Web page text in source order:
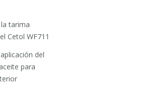
tarima
Cetol WF711
del
para